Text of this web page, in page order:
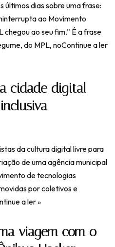
últimos dias sobre uma frase:
ao Movimento
chegou ao seu fim.” É a frase
do MPL, noContinue a ler
cidade digital
da cultura digital livre para
de uma agência municipal
de tecnologias
por coletivos e
a ler »
viagem com o